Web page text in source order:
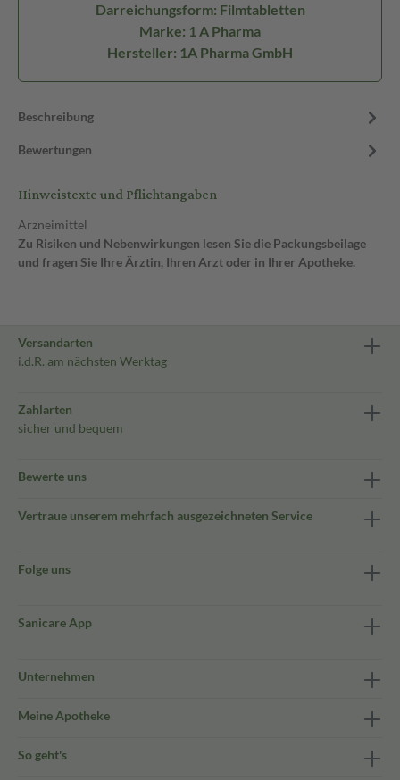
Darreichungsform: Filmtabletten
Marke: 1 A Pharma
Hersteller: 1A Pharma GmbH
Beschreibung
Bewertungen
Hinweistexte und Pflichtangaben
Arzneimittel
Zu Risiken und Nebenwirkungen lesen Sie die Packungsbeilage
und fragen Sie Ihre Ärztin, Ihren Arzt oder in Ihrer Apotheke.
Versandarten
i.d.R. am nächsten Werktag
Zahlarten
sicher und bequem
Bewerte uns
Vertraue unserem mehrfach ausgezeichneten Service
Folge uns
Sanicare App
Unternehmen
Meine Apotheke
So geht's